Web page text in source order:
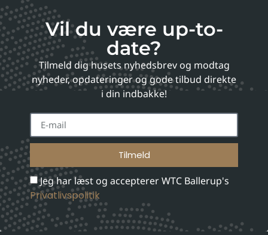
Vil du være up-to-
date?
Tilmeld dig husets nyhedsbrev og modtag
nyheder, opdateringer og gode tilbud direkte
i din indbakke!
Jeg har læst og accepterer WTC Ballerup's
Privatlivspolitik
Tilmeld